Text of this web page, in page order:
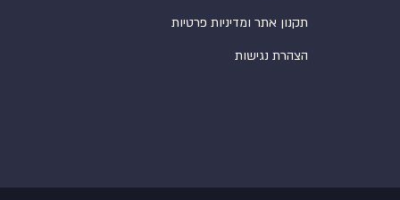
תקנון אתר ומדיניות פרטיות
הצהרת נגישות